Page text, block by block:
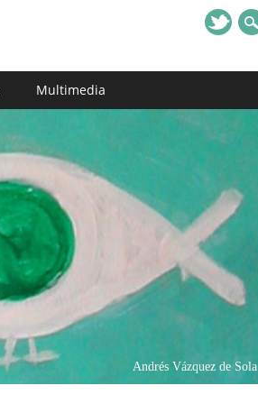
Multimedia
Andrés Vázquez de Sola